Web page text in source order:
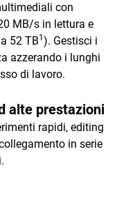
con
MB/s in lettura e
52 TB1 ). Gestisci i
azzerando i lunghi
di lavoro.
alte prestazioni
rapidi, editing
in serie